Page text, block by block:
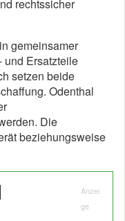
rechtssicher
gemeinsamer
und Ersatzteile
setzen beide
Odenthal
Die
beziehungsweise
Anzei
ge